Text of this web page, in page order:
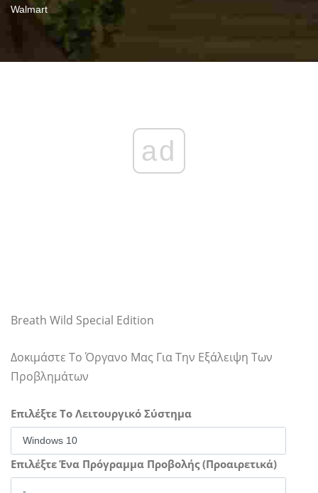
Walmart
ad
Breath Wild Special Edition
Δοκιμάστε Το Όργανο Μας Για Την Εξάλειψη Των
Προβλημάτων
Επιλέξτε Το Λειτουργικό Σύστημα
Επιλέξτε Ένα Πρόγραμμα Προβολής (Προαιρετικά)